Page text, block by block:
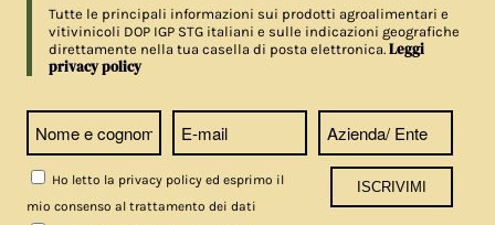
Tutte le principali informazioni sui prodotti agroalimentari e
vitivinicoli DOP IGP STG italiani e sulle indicazioni geografiche
direttamente nella tua casella di posta elettronica.Leggi
privacy policy
Ho letto la privacy policy ed esprimo il
mio consenso al trattamento dei dati